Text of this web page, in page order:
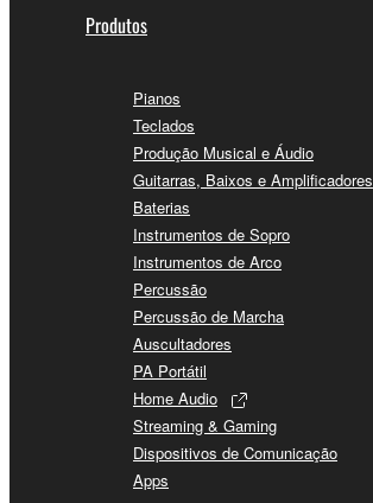
Produtos
Pianos
Teclados
Produção Musical e Áudio
Guitarras, Baixos e Amplificadores
Baterias
Instrumentos de Sopro
Instrumentos de Arco
Percussão
Percussão de Marcha
Auscultadores
PA Portátil
Home Audio
Streaming & Gaming
Dispositivos de Comunicação
Apps